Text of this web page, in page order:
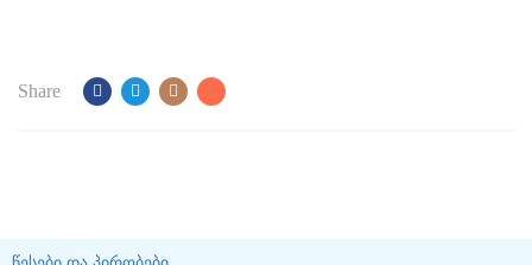
Share